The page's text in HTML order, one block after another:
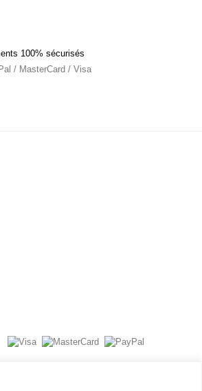
100% sécurisés
/ MasterCard / Visa